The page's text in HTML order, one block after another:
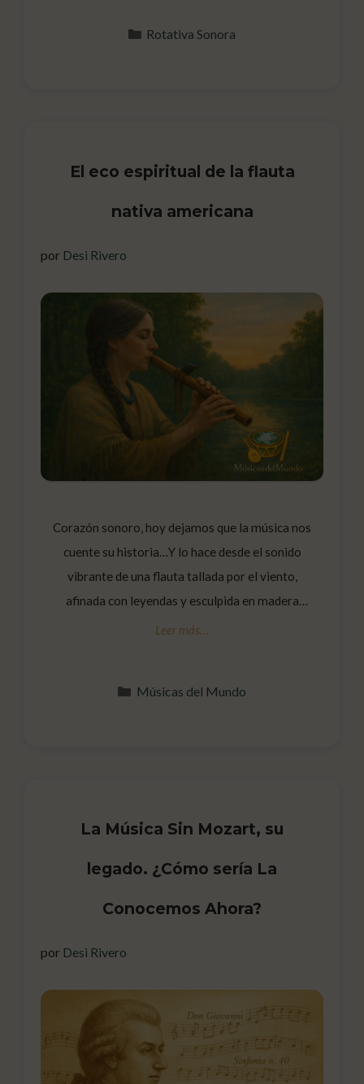
ancestros.Giraba en …Leer más
Categorías
Rotativa Sonora
El eco espiritual de la flauta
nativa americana
por Desi Rivero
Corazón sonoro, hoy dejamos que la música nos
cuente su historia…Y lo hace desde el sonido
vibrante de una flauta tallada por el viento,
afinada con leyendas y esculpida en madera
sagrada.La Flauta Nativa Americana no es solo
Leer más
Categorías
Músicas del Mundo
La Música Sin Mozart, su
legado. ¿Cómo sería La
Conocemos Ahora?
por Desi Rivero